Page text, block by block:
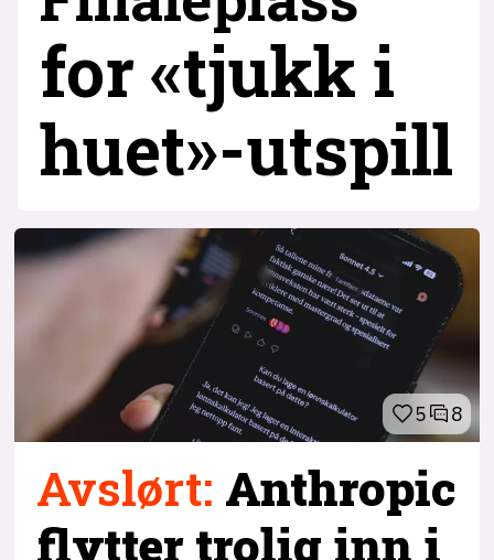
for «tjukk i
huet»-utspill
5 8
Avslørt: Anthropic
flytter trolig inn i